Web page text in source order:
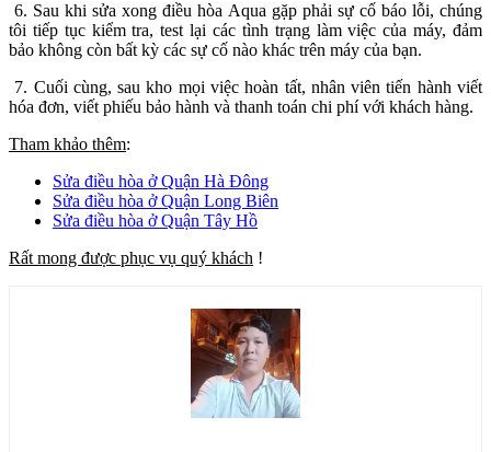
6. Sau khi sửa xong điều hòa Aqua gặp phải sự cố báo lỗi, chúng
tôi tiếp tục kiểm tra, test lại các tình trạng làm việc của máy, đảm
bảo không còn bất kỳ các sự cố nào khác trên máy của bạn.
7. Cuối cùng, sau kho mọi việc hoàn tất, nhân viên tiến hành viết
hóa đơn, viết phiếu bảo hành và thanh toán chi phí với khách hàng.
Tham khảo thêm:
Sửa điều hòa ở Quận Hà Đông
Sửa điều hòa ở Quận Long Biên
Sửa điều hòa ở Quận Tây Hồ
Rất mong được phục vụ quý khách !